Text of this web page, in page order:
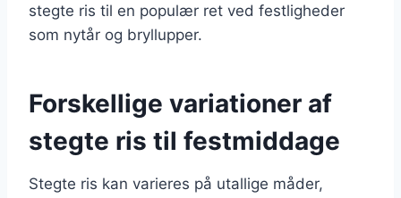
stegte ris til en populær ret ved festligheder
som nytår og bryllupper.
Forskellige variationer af
stegte ris til festmiddage
Stegte ris kan varieres på utallige måder,